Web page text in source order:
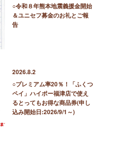
○令和８年熊本地震義援金開始
＆ユニセフ募金のお礼とご報
告
2026.8.2
○プレミアム率20％！「ふくつ
ペイ」ハイポー福津店で使え
るとってもお得な商品券(申し
込み開始日:2026/9/1～)